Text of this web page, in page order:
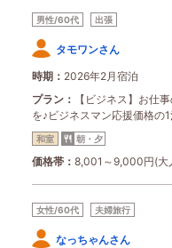
男性/60代 出張
タモワンさん
時期
2026年2月宿泊
プラン
【ビジネス】お仕
を♪ビジネスマン応援価格の1
和室 朝・夕
価格帯 8,001～9,000円(大
女性/60代 夫婦旅行
なっちゃんさん